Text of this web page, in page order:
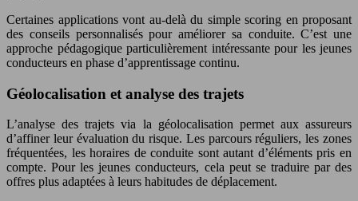
Certaines applications vont au-delà du simple scoring en proposant
des conseils personnalisés pour améliorer sa conduite. C’est une
approche pédagogique particulièrement intéressante pour les jeunes
conducteurs en phase d’apprentissage continu.
Géolocalisation et analyse des trajets
L’analyse des trajets via la géolocalisation permet aux assureurs
d’affiner leur évaluation du risque. Les parcours réguliers, les zones
fréquentées, les horaires de conduite sont autant d’éléments pris en
compte. Pour les jeunes conducteurs, cela peut se traduire par des
offres plus adaptées à leurs habitudes de déplacement.